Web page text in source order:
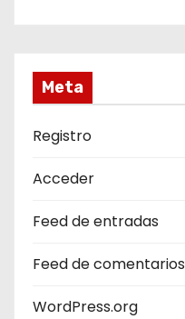
Meta
Registro
Acceder
Feed de entradas
Feed de comentarios
WordPress.org